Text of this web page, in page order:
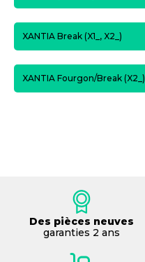
XANTIA Break (X1_, X2_)
XANTIA Fourgon/Break (X2_)
Des pièces neuves
garanties 2 ans